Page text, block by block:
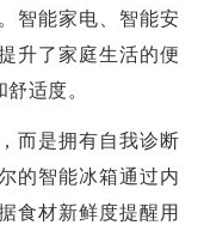
智能家电、智能安
升了家庭生活的便
适度。
而是拥有自我诊断
的智能冰箱通过内
食材新鲜度提醒用